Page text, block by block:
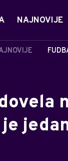
NAJNOVIJE